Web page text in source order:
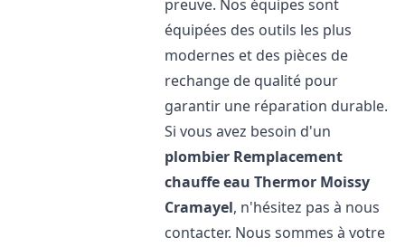
preuve. Nos équipes sont
équipées des outils les plus
modernes et des pièces de
rechange de qualité pour
garantir une réparation durable.
Si vous avez besoin d'un
plombier Remplacement
chauffe eau Thermor Moissy
Cramayel, n'hésitez pas à nous
contacter. Nous sommes à votre